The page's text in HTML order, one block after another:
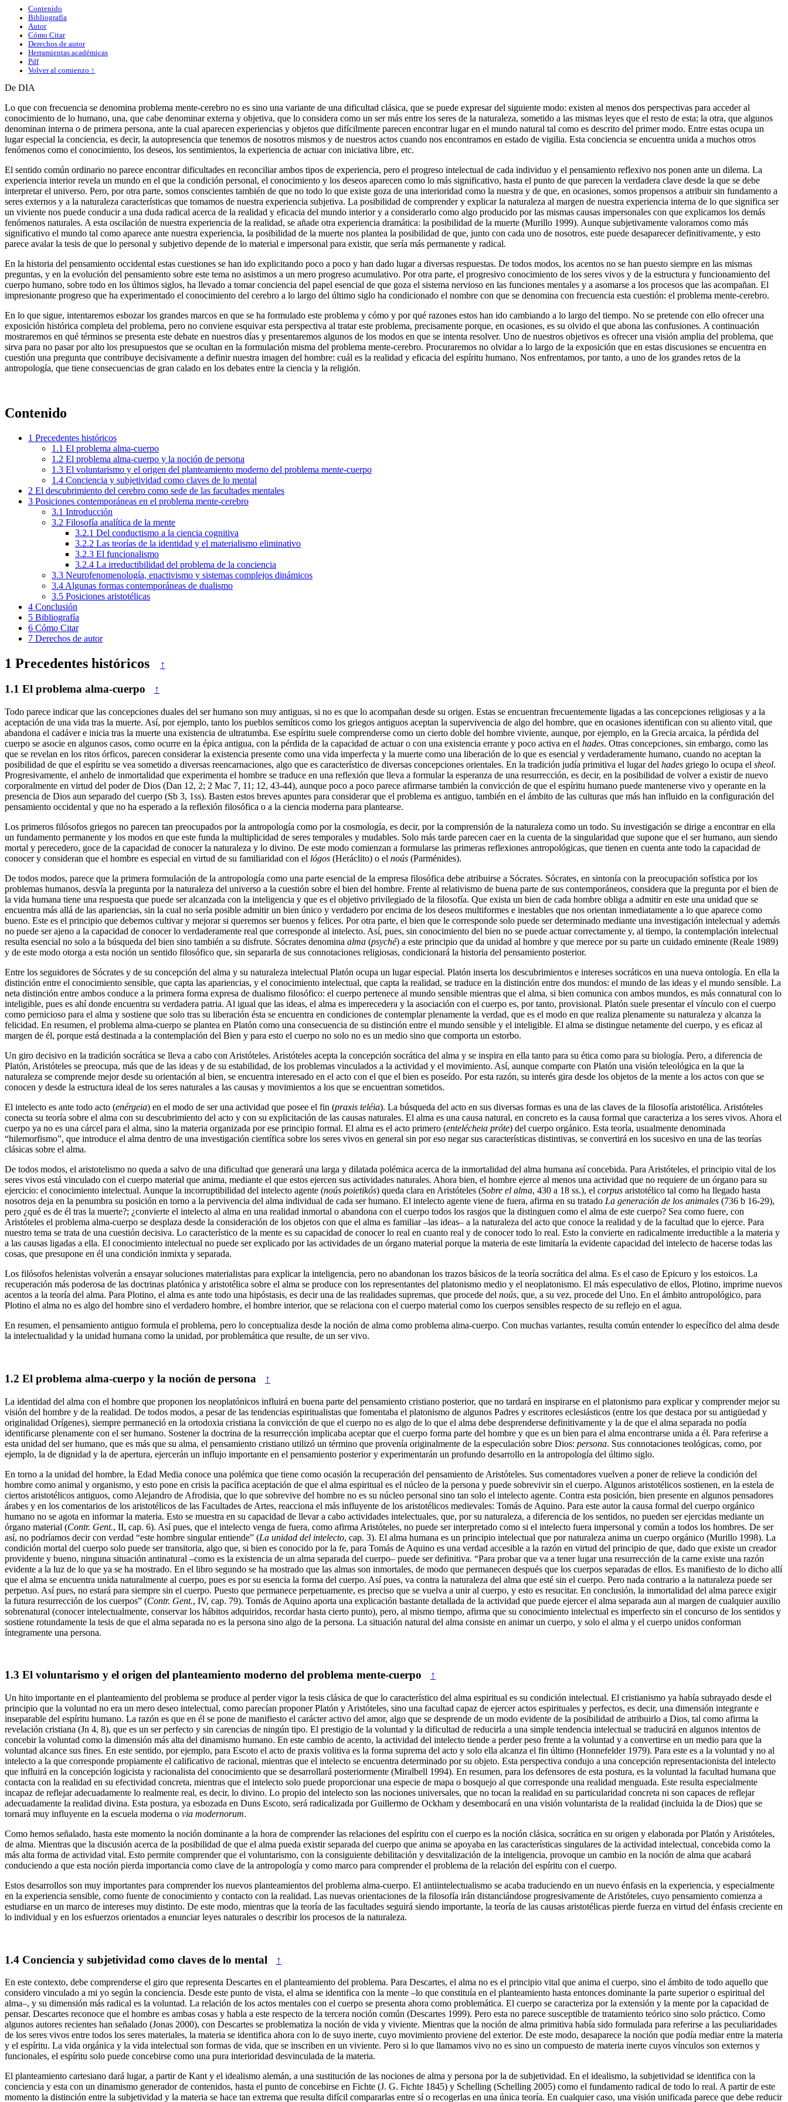
Contenido
Bibliografía
Autor
Cómo Citar
Derechos de autor
Herramientas académicas
Pdf
Volver al comienzo ↑
De DIA
Lo que con frecuencia se denomina problema mente-cerebro no es sino una variante de una dificultad clásica, que se puede expresar del siguiente modo: existen al menos dos perspectivas para acceder al
conocimiento de lo humano, una, que cabe denominar externa y objetiva, que lo considera como un ser más entre los seres de la naturaleza, sometido a las mismas leyes que el resto de esta; la otra, que algunos
denominan interna o de primera persona, ante la cual aparecen experiencias y objetos que difícilmente parecen encontrar lugar en el mundo natural tal como es descrito del primer modo. Entre estas ocupa un
lugar especial la conciencia, es decir, la autopresencia que tenemos de nosotros mismos y de nuestros actos cuando nos encontramos en estado de vigilia. Esta conciencia se encuentra unida a muchos otros
fenómenos como el conocimiento, los deseos, los sentimientos, la experiencia de actuar con iniciativa libre, etc.
El sentido común ordinario no parece encontrar dificultades en reconciliar ambos tipos de experiencia, pero el progreso intelectual de cada individuo y el pensamiento reflexivo nos ponen ante un dilema. La
experiencia interior revela un mundo en el que la condición personal, el conocimiento y los deseos aparecen como lo más significativo, hasta el punto de que parecen la verdadera clave desde la que se debe
interpretar el universo. Pero, por otra parte, somos conscientes también de que no todo lo que existe goza de una interioridad como la nuestra y de que, en ocasiones, somos propensos a atribuir sin fundamento a
seres externos y a la naturaleza características que tomamos de nuestra experiencia subjetiva. La posibilidad de comprender y explicar la naturaleza al margen de nuestra experiencia interna de lo que significa ser
un viviente nos puede conducir a una duda radical acerca de la realidad y eficacia del mundo interior y a considerarlo como algo producido por las mismas causas impersonales con que explicamos los demás
fenómenos naturales. A esta oscilación de nuestra experiencia de la realidad, se añade otra experiencia dramática: la posibilidad de la muerte (Murillo 1999). Aunque subjetivamente valoramos como más
significativo el mundo tal como aparece ante nuestra experiencia, la posibilidad de la muerte nos plantea la posibilidad de que, junto con cada uno de nosotros, este puede desaparecer definitivamente, y esto
parece avalar la tesis de que lo personal y subjetivo depende de lo material e impersonal para existir, que sería más permanente y radical.
En la historia del pensamiento occidental estas cuestiones se han ido explicitando poco a poco y han dado lugar a diversas respuestas. De todos modos, los acentos no se han puesto siempre en las mismas
preguntas, y en la evolución del pensamiento sobre este tema no asistimos a un mero progreso acumulativo. Por otra parte, el progresivo conocimiento de los seres vivos y de la estructura y funcionamiento del
cuerpo humano, sobre todo en los últimos siglos, ha llevado a tomar conciencia del papel esencial de que goza el sistema nervioso en las funciones mentales y a asomarse a los procesos que las acompañan. El
impresionante progreso que ha experimentado el conocimiento del cerebro a lo largo del último siglo ha condicionado el nombre con que se denomina con frecuencia esta cuestión: el problema mente-cerebro.
En lo que sigue, intentaremos esbozar los grandes marcos en que se ha formulado este problema y cómo y por qué razones estos han ido cambiando a lo largo del tiempo. No se pretende con ello ofrecer una
exposición histórica completa del problema, pero no conviene esquivar esta perspectiva al tratar este problema, precisamente porque, en ocasiones, es su olvido el que abona las confusiones. A continuación
mostraremos en qué términos se presenta este debate en nuestros días y presentaremos algunos de los modos en que se intenta resolver. Uno de nuestros objetivos es ofrecer una visión amplia del problema, que
sirva para no pasar por alto los presupuestos que se ocultan en la formulación misma del problema mente-cerebro. Procuraremos no olvidar a lo largo de la exposición que en estas discusiones se encuentra en
cuestión una pregunta que contribuye decisivamente a definir nuestra imagen del hombre: cuál es la realidad y eficacia del espíritu humano. Nos enfrentamos, por tanto, a uno de los grandes retos de la
antropología, que tiene consecuencias de gran calado en los debates entre la ciencia y la religión.
Contenido
1 Precedentes históricos
1.1 El problema alma-cuerpo
1.2 El problema alma-cuerpo y la noción de persona
1.3 El voluntarismo y el origen del planteamiento moderno del problema mente-cuerpo
1.4 Conciencia y subjetividad como claves de lo mental
2 El descubrimiento del cerebro como sede de las facultades mentales
3 Posiciones contemporáneas en el problema mente-cerebro
3.1 Introducción
3.2 Filosofía analítica de la mente
3.2.1 Del conductismo a la ciencia cognitiva
3.2.2 Las teorías de la identidad y el materialismo eliminativo
3.2.3 El funcionalismo
3.2.4 La irreductibilidad del problema de la conciencia
3.3 Neurofenomenología, enactivismo y sistemas complejos dinámicos
3.4 Algunas formas contemporáneas de dualismo
3.5 Posiciones aristotélicas
4 Conclusión
5 Bibliografía
6 Cómo Citar
7 Derechos de autor
1 Precedentes históricos ↑
1.1 El problema alma-cuerpo ↑
Todo parece indicar que las concepciones duales del ser humano son muy antiguas, si no es que lo acompañan desde su origen. Estas se encuentran frecuentemente ligadas a las concepciones religiosas y a la
aceptación de una vida tras la muerte. Así, por ejemplo, tanto los pueblos semíticos como los griegos antiguos aceptan la supervivencia de algo del hombre, que en ocasiones identifican con su aliento vital, que
abandona el cadáver e inicia tras la muerte una existencia de ultratumba. Ese espíritu suele comprenderse como un cierto doble del hombre viviente, aunque, por ejemplo, en la Grecia arcaica, la pérdida del
cuerpo se asocie en algunos casos, como ocurre en la épica antigua, con la pérdida de la capacidad de actuar o con una existencia errante y poco activa en el hades. Otras concepciones, sin embargo, como las
que se revelan en los ritos órficos, parecen considerar la existencia presente como una vida imperfecta y la muerte como una liberación de lo que es esencial y verdaderamente humano, cuando no aceptan la
posibilidad de que el espíritu se vea sometido a diversas reencarnaciones, algo que es característico de diversas concepciones orientales. En la tradición judía primitiva el lugar del hades griego lo ocupa el sheol.
Progresivamente, el anhelo de inmortalidad que experimenta el hombre se traduce en una reflexión que lleva a formular la esperanza de una resurrección, es decir, en la posibilidad de volver a existir de nuevo
corporalmente en virtud del poder de Dios (Dan 12, 2; 2 Mac 7, 11; 12, 43-44), aunque poco a poco parece afirmarse también la convicción de que el espíritu humano puede mantenerse vivo y operante en la
presencia de Dios aun separado del cuerpo (Sb 3, 1ss). Basten estos breves apuntes para considerar que el problema es antiguo, también en el ámbito de las culturas que más han influido en la configuración del
pensamiento occidental y que no ha esperado a la reflexión filosófica o a la ciencia moderna para plantearse.
Los primeros filósofos griegos no parecen tan preocupados por la antropología como por la cosmología, es decir, por la comprensión de la naturaleza como un todo. Su investigación se dirige a encontrar en ella
un fundamento permanente y los modos en que este funda la multiplicidad de seres temporales y mudables. Solo más tarde parecen caer en la cuenta de la singularidad que supone que el ser humano, aun siendo
mortal y perecedero, goce de la capacidad de conocer la naturaleza y lo divino. De este modo comienzan a formularse las primeras reflexiones antropológicas, que tienen en cuenta ante todo la capacidad de
conocer y consideran que el hombre es especial en virtud de su familiaridad con el lógos (Heráclito) o el noús (Parménides).
De todos modos, parece que la primera formulación de la antropología como una parte esencial de la empresa filosófica debe atribuirse a Sócrates. Sócrates, en sintonía con la preocupación sofística por los
problemas humanos, desvía la pregunta por la naturaleza del universo a la cuestión sobre el bien del hombre. Frente al relativismo de buena parte de sus contemporáneos, considera que la pregunta por el bien de
la vida humana tiene una respuesta que puede ser alcanzada con la inteligencia y que es el objetivo privilegiado de la filosofía. Que exista un bien de cada hombre obliga a admitir en este una unidad que se
encuentra más allá de las apariencias, sin la cual no sería posible admitir un bien único y verdadero por encima de los deseos multiformes e inestables que nos orientan inmediatamente a lo que aparece como
bueno. Este es el principio que debemos cultivar y mejorar si queremos ser buenos y felices. Por otra parte, el bien que le corresponde solo puede ser determinado mediante una investigación intelectual y además
no puede ser ajeno a la capacidad de conocer lo verdaderamente real que corresponde al intelecto. Así, pues, sin conocimiento del bien no se puede actuar correctamente y, al tiempo, la contemplación intelectual
resulta esencial no solo a la búsqueda del bien sino también a su disfrute. Sócrates denomina alma (psyché) a este principio que da unidad al hombre y que merece por su parte un cuidado eminente (Reale 1989)
y de este modo otorga a esta noción un sentido filosófico que, sin separarla de sus connotaciones religiosas, condicionará la historia del pensamiento posterior.
Entre los seguidores de Sócrates y de su concepción del alma y su naturaleza intelectual Platón ocupa un lugar especial. Platón inserta los descubrimientos e intereses socráticos en una nueva ontología. En ella la
distinción entre el conocimiento sensible, que capta las apariencias, y el conocimiento intelectual, que capta la realidad, se traduce en la distinción entre dos mundos: el mundo de las ideas y el mundo sensible. La
neta distinción entre ambos conduce a la primera forma expresa de dualismo filosófico: el cuerpo pertenece al mundo sensible mientras que el alma, si bien comunica con ambos mundos, es más connatural con lo
inteligible, pues es ahí donde encuentra su verdadera patria. Al igual que las ideas, el alma es imperecedera y la asociación con el cuerpo es, por tanto, provisional. Platón suele presentar el vínculo con el cuerpo
como pernicioso para el alma y sostiene que solo tras su liberación ésta se encuentra en condiciones de contemplar plenamente la verdad, que es el modo en que realiza plenamente su naturaleza y alcanza la
felicidad. En resumen, el problema alma-cuerpo se plantea en Platón como una consecuencia de su distinción entre el mundo sensible y el inteligible. El alma se distingue netamente del cuerpo, y es eficaz al
margen de él, porque está destinada a la contemplación del Bien y para esto el cuerpo no solo no es un medio sino que comporta un estorbo.
Un giro decisivo en la tradición socrática se lleva a cabo con Aristóteles. Aristóteles acepta la concepción socrática del alma y se inspira en ella tanto para su ética como para su biología. Pero, a diferencia de
Platón, Aristóteles se preocupa, más que de las ideas y de su estabilidad, de los problemas vinculados a la actividad y el movimiento. Así, aunque comparte con Platón una visión teleológica en la que la
naturaleza se comprende mejor desde su orientación al bien, se encuentra interesado en el acto con el que el bien es poseído. Por esta razón, su interés gira desde los objetos de la mente a los actos con que se
conocen y desde la estructura ideal de los seres naturales a las causas y movimientos a los que se encuentran sometidos.
El intelecto es ante todo acto (enérgeia) en el modo de ser una actividad que posee el fin (praxis teléia). La búsqueda del acto en sus diversas formas es una de las claves de la filosofía aristotélica. Aristóteles
conecta su teoría sobre el alma con su descubrimiento del acto y con su explicitación de las causas naturales. El alma es una causa natural, en concreto es la causa formal que caracteriza a los seres vivos. Ahora el
cuerpo ya no es una cárcel para el alma, sino la materia organizada por ese principio formal. El alma es el acto primero (entelécheia próte) del cuerpo orgánico. Esta teoría, usualmente denominada
“hilemorfismo”, que introduce el alma dentro de una investigación científica sobre los seres vivos en general sin por eso negar sus características distintivas, se convertirá en los sucesivo en una de las teorías
clásicas sobre el alma.
De todos modos, el aristotelismo no queda a salvo de una dificultad que generará una larga y dilatada polémica acerca de la inmortalidad del alma humana así concebida. Para Aristóteles, el principio vital de los
seres vivos está vinculado con el cuerpo material que anima, mediante el que estos ejercen sus actividades naturales. Ahora bien, el hombre ejerce al menos una actividad que no requiere de un órgano para su
ejercicio: el conocimiento intelectual. Aunque la incorruptibilidad del intelecto agente (noús poietikós) queda clara en Aristóteles (Sobre el alma, 430 a 18 ss.), el corpus aristotélico tal como ha llegado hasta
nosotros deja en la penumbra su posición en torno a la pervivencia del alma individual de cada ser humano. El intelecto agente viene de fuera, afirma en su tratado La generación de los animales (736 b 16-29),
pero ¿qué es de él tras la muerte?; ¿convierte el intelecto al alma en una realidad inmortal o abandona con el cuerpo todos los rasgos que la distinguen como el alma de este cuerpo? Sea como fuere, con
Aristóteles el problema alma-cuerpo se desplaza desde la consideración de los objetos con que el alma es familiar –las ideas– a la naturaleza del acto que conoce la realidad y de la facultad que lo ejerce. Para
nuestro tema se trata de una cuestión decisiva. Lo característico de la mente es su capacidad de conocer lo real en cuanto real y de conocer todo lo real. Esto la convierte en radicalmente irreductible a la materia y
a las causas ligadas a ella. El conocimiento intelectual no puede ser explicado por las actividades de un órgano material porque la materia de este limitaría la evidente capacidad del intelecto de hacerse todas las
cosas, que presupone en él una condición inmixta y separada.
Los filósofos helenistas volverán a ensayar soluciones materialistas para explicar la inteligencia, pero no abandonan los trazos básicos de la teoría socrática del alma. Es el caso de Epicuro y los estoicos. La
recuperación más poderosa de las doctrinas platónica y aristotélica sobre el alma se produce con los representantes del platonismo medio y el neoplatonismo. El más especulativo de ellos, Plotino, imprime nuevos
acentos a la teoría del alma. Para Plotino, el alma es ante todo una hipóstasis, es decir una de las realidades supremas, que procede del noús, que, a su vez, procede del Uno. En el ámbito antropológico, para
Plotino el alma no es algo del hombre sino el verdadero hombre, el hombre interior, que se relaciona con el cuerpo material como los cuerpos sensibles respecto de su reflejo en el agua.
En resumen, el pensamiento antiguo formula el problema, pero lo conceptualiza desde la noción de alma como problema alma-cuerpo. Con muchas variantes, resulta común entender lo específico del alma desde
la intelectualidad y la unidad humana como la unidad, por problemática que resulte, de un ser vivo.
1.2 El problema alma-cuerpo y la noción de persona ↑
La identidad del alma con el hombre que proponen los neoplatónicos influirá en buena parte del pensamiento cristiano posterior, que no tardará en inspirarse en el platonismo para explicar y comprender mejor su
visión del hombre y de la realidad. De todos modos, a pesar de las tendencias espiritualistas que fomentaba el platonismo de algunos Padres y escritores eclesiásticos (entre los que destaca por su antigüedad y
originalidad Orígenes), siempre permaneció en la ortodoxia cristiana la convicción de que el cuerpo no es algo de lo que el alma debe desprenderse definitivamente y la de que el alma separada no podía
identificarse plenamente con el ser humano. Sostener la doctrina de la resurrección implicaba aceptar que el cuerpo forma parte del hombre y que es un bien para el alma encontrarse unida a él. Para referirse a
esta unidad del ser humano, que es más que su alma, el pensamiento cristiano utilizó un término que provenía originalmente de la especulación sobre Dios: persona. Sus connotaciones teológicas, como, por
ejemplo, la de dignidad y la de apertura, ejercerán un influjo importante en el pensamiento posterior y experimentarán un profundo desarrollo en la antropología del último siglo.
En torno a la unidad del hombre, la Edad Media conoce una polémica que tiene como ocasión la recuperación del pensamiento de Aristóteles. Sus comentadores vuelven a poner de relieve la condición del
hombre como animal y organismo, y esto pone en crisis la pacífica aceptación de que el alma espiritual es el núcleo de la persona y puede sobrevivir sin el cuerpo. Algunos aristotélicos sostienen, en la estela de
ciertos aristotélicos antiguos, como Alejandro de Afrodisia, que lo que sobrevive del hombre no es su núcleo personal sino tan solo el intelecto agente. Contra esta posición, bien presente en algunos pensadores
árabes y en los comentarios de los aristotélicos de las Facultades de Artes, reacciona el más influyente de los aristotélicos medievales: Tomás de Aquino. Para este autor la causa formal del cuerpo orgánico
humano no se agota en informar la materia. Esto se muestra en su capacidad de llevar a cabo actividades intelectuales, que, por su naturaleza, a diferencia de los sentidos, no pueden ser ejercidas mediante un
órgano material (Contr. Gent., II, cap. 6). Así pues, que el intelecto venga de fuera, como afirma Aristóteles, no puede ser interpretado como si el intelecto fuera impersonal y común a todos los hombres. De ser
así, no podríamos decir con verdad “este hombre singular entiende” (La unidad del intelecto, cap. 3). El alma humana es un principio intelectual que por naturaleza anima un cuerpo orgánico (Murillo 1998). La
condición mortal del cuerpo solo puede ser transitoria, algo que, si bien es conocido por la fe, para Tomás de Aquino es una verdad accesible a la razón en virtud del principio de que, dado que existe un creador
providente y bueno, ninguna situación antinatural –como es la existencia de un alma separada del cuerpo– puede ser definitiva. “Para probar que va a tener lugar una resurrección de la carne existe una razón
evidente a la luz de lo que ya se ha mostrado. En el libro segundo se ha mostrado que las almas son inmortales, de modo que permanecen después que los cuerpos separadas de ellos. Es manifiesto de lo dicho allí
que el alma se encuentra unida naturalmente al cuerpo, pues es por su esencia la forma del cuerpo. Así pues, va contra la naturaleza del alma que esté sin el cuerpo. Pero nada contrario a la naturaleza puede ser
perpetuo. Así pues, no estará para siempre sin el cuerpo. Puesto que permanece perpetuamente, es preciso que se vuelva a unir al cuerpo, y esto es resucitar. En conclusión, la inmortalidad del alma parece exigir
la futura resurrección de los cuerpos” (Contr. Gent., IV, cap. 79). Tomás de Aquino aporta una explicación bastante detallada de la actividad que puede ejercer el alma separada aun al margen de cualquier auxilio
sobrenatural (conocer intelectualmente, conservar los hábitos adquiridos, recordar hasta cierto punto), pero, al mismo tiempo, afirma que su conocimiento intelectual es imperfecto sin el concurso de los sentidos y
sostiene rotundamente la tesis de que el alma separada no es la persona sino algo de la persona. La situación natural del alma consiste en animar un cuerpo, y solo el alma y el cuerpo unidos conforman
íntegramente una persona.
1.3 El voluntarismo y el origen del planteamiento moderno del problema mente-cuerpo ↑
Un hito importante en el planteamiento del problema se produce al perder vigor la tesis clásica de que lo característico del alma espiritual es su condición intelectual. El cristianismo ya había subrayado desde el
principio que la voluntad no era un mero deseo intelectual, como parecían proponer Platón y Aristóteles, sino una facultad capaz de ejercer actos espirituales y perfectos, es decir, una dimensión integrante e
inseparable del espíritu humano. La razón es que en él se pone de manifiesto el carácter activo del amor, algo que se desprende de un modo evidente de la posibilidad de atribuirlo a Dios, tal como afirma la
revelación cristiana (Jn 4, 8), que es un ser perfecto y sin carencias de ningún tipo. El prestigio de la voluntad y la dificultad de reducirla a una simple tendencia intelectual se traducirá en algunos intentos de
concebir la voluntad como la dimensión más alta del dinamismo humano. En este cambio de acento, la actividad del intelecto tiende a perder peso frente a la voluntad y a convertirse en un medio para que la
voluntad alcance sus fines. En este sentido, por ejemplo, para Escoto el acto de praxis volitiva es la forma suprema del acto y solo ella alcanza el fin último (Honnefelder 1979). Para este es a la voluntad y no al
intelecto a la que corresponde propiamente el calificativo de racional, mientras que el intelecto se encuentra determinado por su objeto. Esta perspectiva condujo a una concepción representacionista del intelecto
que influirá en la concepción logicista y racionalista del conocimiento que se desarrollará posteriormente (Miralbell 1994). En resumen, para los defensores de esta postura, es la voluntad la facultad humana que
contacta con la realidad en su efectividad concreta, mientras que el intelecto solo puede proporcionar una especie de mapa o bosquejo al que corresponde una realidad menguada. Este resulta especialmente
incapaz de reflejar adecuadamente lo realmente real, es decir, lo divino. Lo propio del intelecto son las nociones universales, que no tocan la realidad en su particularidad concreta ni son capaces de reflejar
adecuadamente la realidad divina. Esta postura, ya esbozada en Duns Escoto, será radicalizada por Guillermo de Ockham y desembocará en una visión voluntarista de la realidad (incluida la de Dios) que se
tornará muy influyente en la escuela moderna o via modernorum.
Como hemos señalado, hasta este momento la noción dominante a la hora de comprender las relaciones del espíritu con el cuerpo es la noción clásica, socrática en su origen y elaborada por Platón y Aristóteles,
de alma. Mientras que la discusión acerca de la posibilidad de que el alma pueda existir separada del cuerpo que anima se apoyaba en las características singulares de la actividad intelectual, concebida como la
más alta forma de actividad vital. Esto permite comprender que el voluntarismo, con la consiguiente debilitación y desvitalización de la inteligencia, provoque un cambio en la noción de alma que acabará
conduciendo a que esta noción pierda importancia como clave de la antropología y como marco para comprender el problema de la relación del espíritu con el cuerpo.
Estos desarrollos son muy importantes para comprender los nuevos planteamientos del problema alma-cuerpo. El antiintelectualismo se acaba traduciendo en un nuevo énfasis en la experiencia, y especialmente
en la experiencia sensible, como fuente de conocimiento y contacto con la realidad. Las nuevas orientaciones de la filosofía irán distanciándose progresivamente de Aristóteles, cuyo pensamiento comienza a
estudiarse en un marco de intereses muy distinto. De este modo, mientras que la teoría de las facultades seguirá siendo importante, la teoría de las causas aristotélicas pierde fuerza en virtud del énfasis creciente en
lo individual y en los esfuerzos orientados a enunciar leyes naturales o describir los procesos de la naturaleza.
1.4 Conciencia y subjetividad como claves de lo mental ↑
En este contexto, debe comprenderse el giro que representa Descartes en el planteamiento del problema. Para Descartes, el alma no es el principio vital que anima el cuerpo, sino el ámbito de todo aquello que
considero vinculado a mi yo según la conciencia. Desde este punto de vista, el alma se identifica con la mente –lo que constituía en el planteamiento hasta entonces dominante la parte superior o espiritual del
alma–, y su dimensión más radical es la voluntad. La relación de los actos mentales con el cuerpo se presenta ahora como problemática. El cuerpo se caracteriza por la extensión y la mente por la capacidad de
pensar. Descartes reconoce que el hombre es ambas cosas y habla a este respecto de la tercera noción común (Descartes 1999). Pero esta no parece susceptible de tratamiento teórico sino solo práctico. Como
algunos autores recientes han señalado (Jonas 2000), con Descartes se problematiza la noción de vida y viviente. Mientras que la noción de alma primitiva había sido formulada para referirse a las peculiaridades
de los seres vivos entre todos los seres materiales, la materia se identifica ahora con lo de suyo inerte, cuyo movimiento proviene del exterior. De este modo, desaparece la noción que podía mediar entre la materia
y el espíritu. La vida orgánica y la vida intelectual son formas de vida, que se inscriben en un viviente. Pero si lo que llamamos vivo no es sino un compuesto de materia inerte cuyos vínculos son externos y
funcionales, el espíritu solo puede concebirse como una pura interioridad desvinculada de la materia.
El planteamiento cartesiano dará lugar, a partir de Kant y el idealismo alemán, a una sustitución de las nociones de alma y persona por la de subjetividad. En el idealismo, la subjetividad se identifica con la
conciencia y esta con un dinamismo generador de contenidos, hasta el punto de concebirse en Fichte (J. G. Fichte 1845) y Schelling (Schelling 2005) como el fundamento radical de todo lo real. A partir de este
momento la distinción entre la subjetividad y la materia se hace tan extrema que resulta difícil compararlas entre sí o recogerlas en una única teoría. En cualquier caso, una visión unificada parece que debe reducir